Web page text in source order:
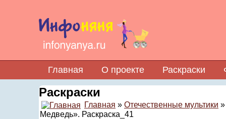
Главная О проекте Раскраски
Раскраски
Главная » Отечественные мультики »
Медведь». Раскраска_41